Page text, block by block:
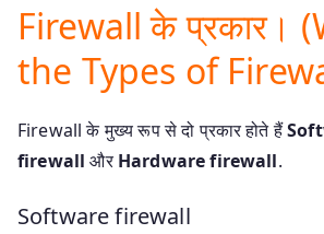
Firewall के प्रकार।
the Types of
Firewall के मुख्य रूप से दो प्रकार होते हैं
firewallऔर Hardware firewall.
Software firewall